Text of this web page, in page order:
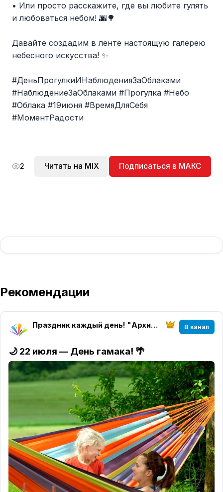
• Или просто расскажите, где вы любите гулять
и любоваться небом! 🌆🌳
Давайте создадим в ленте настоящую галерею
небесного искусства! ✨
#ДеньПрогулкиИНаблюденияЗаОблаками
#НаблюдениеЗаОблаками #Прогулка #Небо
#Облака #19июня #ВремяДляСебя
#МоментРадости
2 Читать на MIX Подписаться в МАКС
Рекомендации
Праздник каждый день! "Архитектура настроения" магазин "Твоего праздника" В канал
🌙 22 июля — День гамака! 🌴